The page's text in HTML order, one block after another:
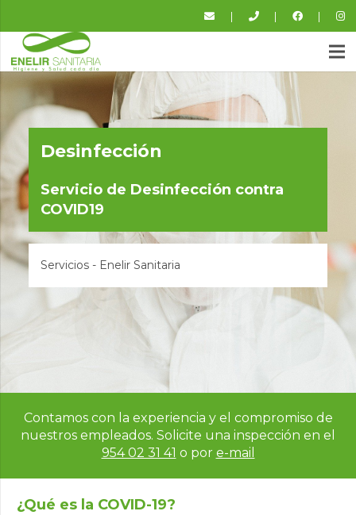
| | |
Desinfección
Servicio de Desinfección contra
COVID19
Servicios - Enelir Sanitaria
Contamos con la experiencia y el compromiso de
nuestros empleados. Solicite una inspección en el
954 02 31 41 o por e-mail
¿Qué es la COVID-19?